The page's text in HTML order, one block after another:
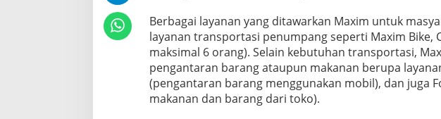
Berbagai layanan yang ditawarkan Maxim untuk
layanan transportasi penumpang seperti Maxim Bike,
maksimal 6 orang). Selain kebutuhan transportasi,
pengantaran barang ataupun makanan berupa
(pengantaran barang menggunakan mobil), dan juga
makanan dan barang dari toko).